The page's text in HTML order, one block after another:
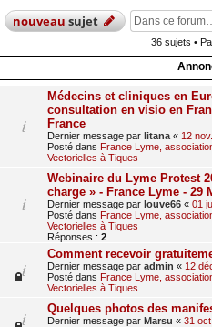
nouveausujet
36 sujets •
Médecins et cliniques en
consultation en visio en
France
Dernier message par litana « 12
Posté dans France Lyme,
Vectorielles à Tiques
Webinaire du Lyme Protest
charge » - France Lyme - 29
Dernier message par louve66 « 01
Posté dans France Lyme,
Vectorielles à Tiques
Réponses : 2
Comment recevoir
Dernier message par admin « 12
Posté dans France Lyme,
Vectorielles à Tiques
Quelques photos des
Dernier message par Marsu « 31